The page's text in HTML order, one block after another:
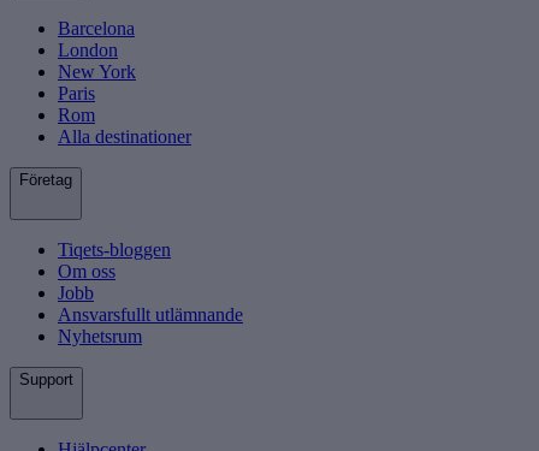
Barcelona
London
New York
Paris
Rom
Alla destinationer
Företag
Tiqets-bloggen
Om oss
Jobb
Ansvarsfullt utlämnande
Nyhetsrum
Support